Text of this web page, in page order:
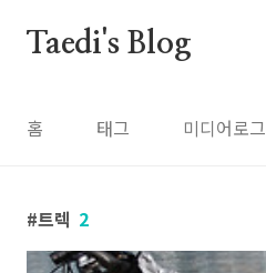
Taedi's Blog
홈 태그 미디어로그
트렉 2